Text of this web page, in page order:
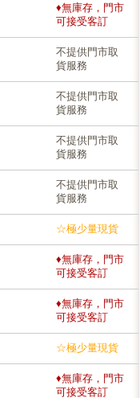
♦無庫存，門市
可接受客訂
不提供門市取
貨服務
不提供門市取
貨服務
不提供門市取
貨服務
不提供門市取
貨服務
☆極少量現貨
♦無庫存，門市
可接受客訂
♦無庫存，門市
可接受客訂
☆極少量現貨
♦無庫存，門市
可接受客訂